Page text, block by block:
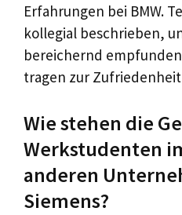
Erfahrungen bei BMW.
kollegial beschrieben,
bereichernd
tragen zur
Wie stehen die
Werkstudenten
anderen
Siemens?